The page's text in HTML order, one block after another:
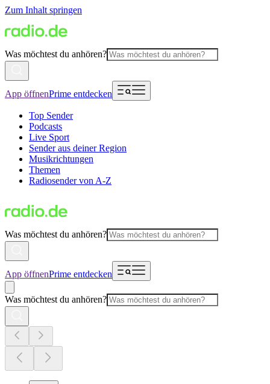
Zum Inhalt springen
Was möchtest du anhören?
App öffnenPrime entdecken
Top Sender
Podcasts
Live Sport
Sender aus deiner Region
Musikrichtungen
Themen
Radiosender von A-Z
Was möchtest du anhören?
App öffnenPrime entdecken
Was möchtest du anhören?